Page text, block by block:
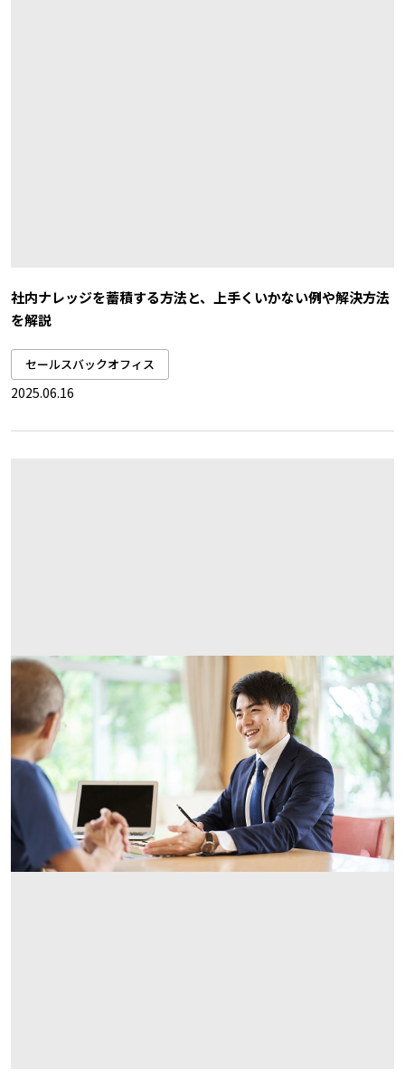
社内ナレッジを蓄積する方法と、上手くいかない例や解決方法
を解説
セールスバックオフィス
2025.06.16